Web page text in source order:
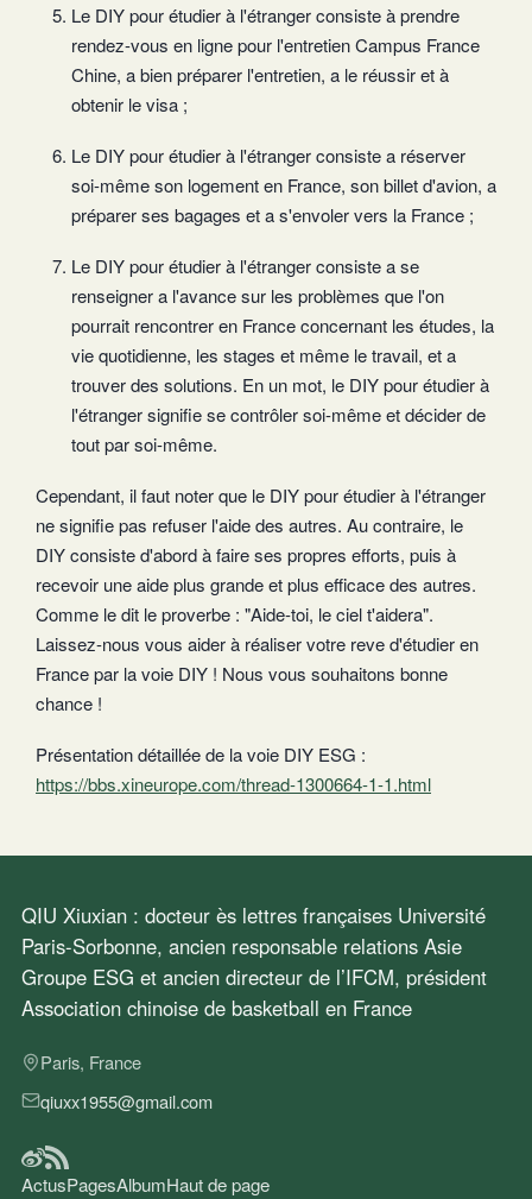
Le DIY pour étudier à l'étranger consiste à prendre
rendez-vous en ligne pour l'entretien Campus France
Chine, a bien préparer l'entretien, a le réussir et à
obtenir le visa ;
Le DIY pour étudier à l'étranger consiste a réserver
soi-même son logement en France, son billet d'avion, a
préparer ses bagages et a s'envoler vers la France ;
Le DIY pour étudier à l'étranger consiste a se
renseigner a l'avance sur les problèmes que l'on
pourrait rencontrer en France concernant les études, la
vie quotidienne, les stages et même le travail, et a
trouver des solutions. En un mot, le DIY pour étudier à
l'étranger signifie se contrôler soi-même et décider de
tout par soi-même.
Cependant, il faut noter que le DIY pour étudier à l'étranger
ne signifie pas refuser l'aide des autres. Au contraire, le
DIY consiste d'abord à faire ses propres efforts, puis à
recevoir une aide plus grande et plus efficace des autres.
Comme le dit le proverbe : "Aide-toi, le ciel t'aidera".
Laissez-nous vous aider à réaliser votre reve d'étudier en
France par la voie DIY ! Nous vous souhaitons bonne
chance !
Présentation détaillée de la voie DIY ESG :
https://bbs.xineurope.com/thread-1300664-1-1.html
QIU Xiuxian : docteur ès lettres françaises Université
Paris-Sorbonne, ancien responsable relations Asie
Groupe ESG et ancien directeur de l’IFCM, président
Association chinoise de basketball en France
Paris, France
qiuxx1955@gmail.com
ActusPagesAlbumHaut de page